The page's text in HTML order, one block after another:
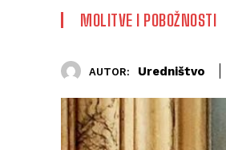
MOLITVE I POBOŽNOSTI
AUTOR: Uredništvo